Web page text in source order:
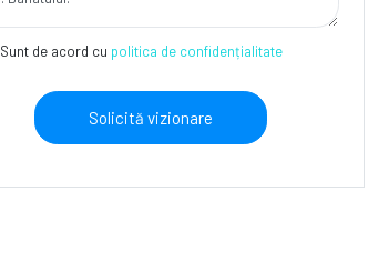
Sunt de acord cu politica de confidențialitate
Solicită vizionare